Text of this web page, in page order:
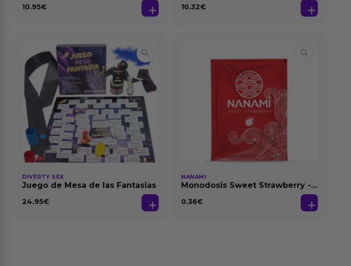
10.95€ 10.32€
DIVERTY SEX
Juego de Mesa de las Fantasias
24.95€
NANAMI
Monodosis Sweet Strawberry -
0.36€